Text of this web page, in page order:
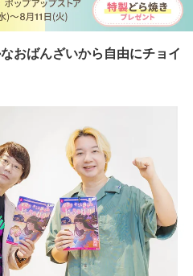
おばんざいから自由にチョイ